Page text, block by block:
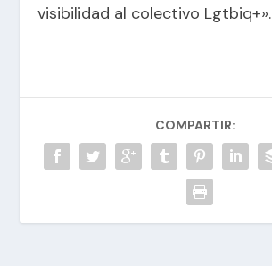
visibilidad al colectivo Lgtbiq+».
COMPARTIR: